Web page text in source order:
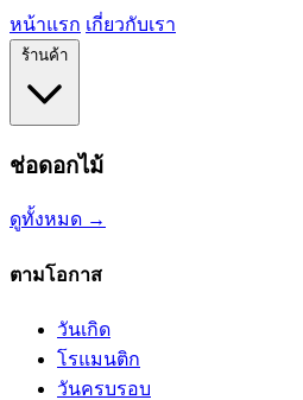
หน้าแรก เกี่ยวกับเรา
ร้านค้า
ช่อดอกไม้
ดูทั้งหมด →
ตามโอกาส
วันเกิด
โรแมนติก
วันครบรอบ